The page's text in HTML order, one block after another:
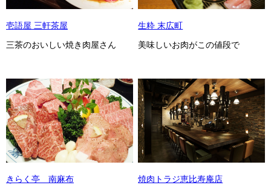
壱語屋 三軒茶屋
三茶のおいしい焼き肉屋さん
生粋 末広町
美味しいお肉がこの値段で
きらく亭 南麻布
焼肉トラジ恵比寿庵店